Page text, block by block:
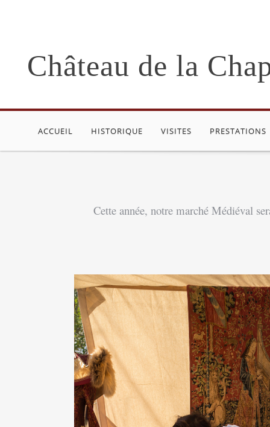
Château de la
ACCUEIL HISTORIQUE VISITES PRESTATIONS
Cette année, notre marché Médiéval